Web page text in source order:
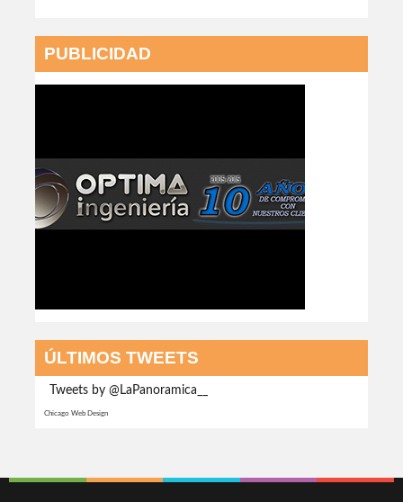
PUBLICIDAD
ÚLTIMOS TWEETS
Tweets by @LaPanoramica__
Chicago Web Design